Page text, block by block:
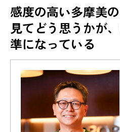
感度の高い多摩美
見てどう思うかが、
準になっている